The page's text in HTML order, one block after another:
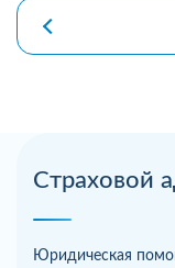
Страховой
Юридическая